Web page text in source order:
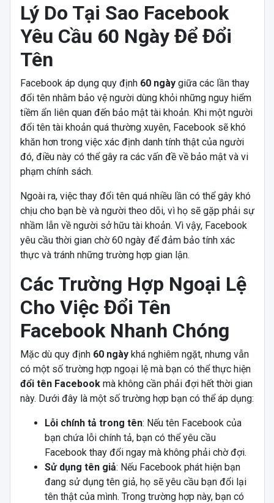
Lý Do Tại Sao Facebook
Yêu Cầu 60 Ngày Để Đổi
Tên
Facebook áp dụng quy định 60 ngàygiữa các lần thay
đổi tên nhằm bảo vệ người dùng khỏi những nguy hiểm
tiềm ẩn liên quan đến bảo mật tài khoản. Khi một người
đổi tên tài khoản quá thường xuyên, Facebook sẽ khó
khăn hơn trong việc xác định danh tính thật của người
đó, điều này có thể gây ra các vấn đề về bảo mật và vi
phạm chính sách.
Ngoài ra, việc thay đổi tên quá nhiều lần có thể gây khó
chịu cho bạn bè và người theo dõi, vì họ sẽ gặp phải sự
nhầm lẫn về người sở hữu tài khoản. Vì vậy, Facebook
yêu cầu thời gian chờ 60 ngày để đảm bảo tính xác
thực và tránh những trường hợp gian lận.
Các Trường Hợp Ngoại Lệ
Cho Việc Đổi Tên
Facebook Nhanh Chóng
Mặc dù quy định 60 ngàykhá nghiêm ngặt, nhưng vẫn
có một số trường hợp ngoại lệ mà bạn có thể thực hiện
đổi tên Facebookmà không cần phải đợi hết thời gian
này. Dưới đây là một số trường hợp bạn có thể áp dụng:
Lỗi chính tả trong tên: Nếu tên Facebook của
bạn chứa lỗi chính tả, bạn có thể yêu cầu
Facebook thay đổi ngay mà không phải chờ đợi.
Sử dụng tên giả: Nếu Facebook phát hiện bạn
đang sử dụng tên giả, họ sẽ yêu cầu bạn đổi lại
tên thật của mình. Trong trường hợp này, bạn có